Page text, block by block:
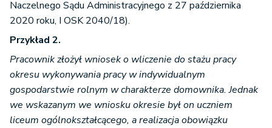
Naczelnego Sądu Administracyjnego z 27 października
2020 roku, I OSK 2040/18).
Przykład 2.
Pracownik złożył wniosek o wliczenie do stażu pracy
okresu wykonywania pracy w indywidualnym
gospodarstwie rolnym w charakterze domownika. Jednak
we wskazanym we wniosku okresie był on uczniem
liceum ogólnokształcącego, a realizacja obowiązku